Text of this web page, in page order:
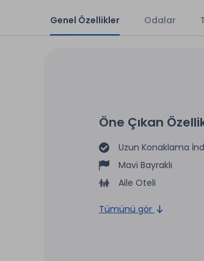
Genel Özellikler Odalar
Öne Çıkan
Uzun Konaklama
Mavi Bayraklı
Aile Oteli
Tümünü gör